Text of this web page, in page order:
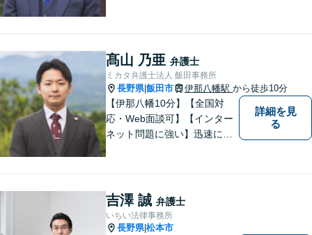
は日本全国です。 遠方の方は
Web面談や電話でのご連絡が
可能です。
髙山 乃亜 弁護士
ミカタ弁護士法人 飯田事務所
長野県|飯田市 伊那八幡駅 から徒歩10分
【伊那八幡10分】【全国対
応・Web面談可】【インター
ネット問題に強い】迅速に対
のようなことでも、お気軽に
ご相談ください。
詳細を見
る
吉澤 誠 弁護士
いちい法律事務所
長野県|松本市